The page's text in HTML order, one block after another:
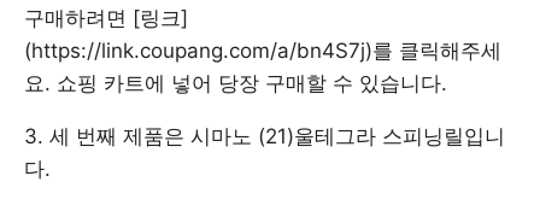
구매하려면 [링크]
(https://link.coupang.com/a/bn4S7j)를 클릭해주세
요. 쇼핑 카트에 넣어 당장 구매할 수 있습니다.
3. 세 번째 제품은 시마노 (21)울테그라 스피닝릴입니
다.